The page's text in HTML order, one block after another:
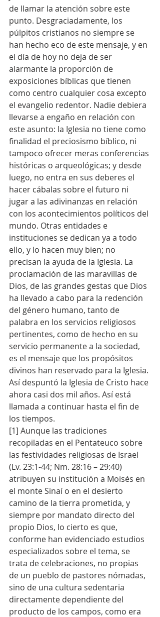
de llamar la atención sobre este
punto. Desgraciadamente, los
púlpitos cristianos no siempre se
han hecho eco de este mensaje, y en
el día de hoy no deja de ser
alarmante la proporción de
exposiciones bíblicas que tienen
como centro cualquier cosa excepto
el evangelio redentor. Nadie debiera
llevarse a engaño en relación con
este asunto: la Iglesia no tiene como
finalidad el preciosismo bíblico, ni
tampoco ofrecer meras conferencias
históricas o arqueológicas; y desde
luego, no entra en sus deberes el
hacer cábalas sobre el futuro ni
jugar a las adivinanzas en relación
con los acontecimientos políticos del
mundo. Otras entidades e
instituciones se dedican ya a todo
ello, y lo hacen muy bien; no
precisan la ayuda de la Iglesia. La
proclamación de las maravillas de
Dios, de las grandes gestas que Dios
ha llevado a cabo para la redención
del género humano, tanto de
palabra en los servicios religiosos
pertinentes, como de hecho en su
servicio permanente a la sociedad,
es el mensaje que los propósitos
divinos han reservado para la Iglesia.
Así despuntó la Iglesia de Cristo hace
ahora casi dos mil años. Así está
llamada a continuar hasta el fin de
los tiempos.
[1] Aunque las tradiciones
recopiladas en el Pentateuco sobre
las festividades religiosas de Israel
(Lv. 23:1-44; Nm. 28:16 – 29:40)
atribuyen su institución a Moisés en
el monte Sinaí o en el desierto
camino de la tierra prometida, y
siempre por mandato directo del
propio Dios, lo cierto es que,
conforme han evidenciado estudios
especializados sobre el tema, se
trata de celebraciones, no propias
de un pueblo de pastores nómadas,
sino de una cultura sedentaria
directamente dependiente del
producto de los campos, como era